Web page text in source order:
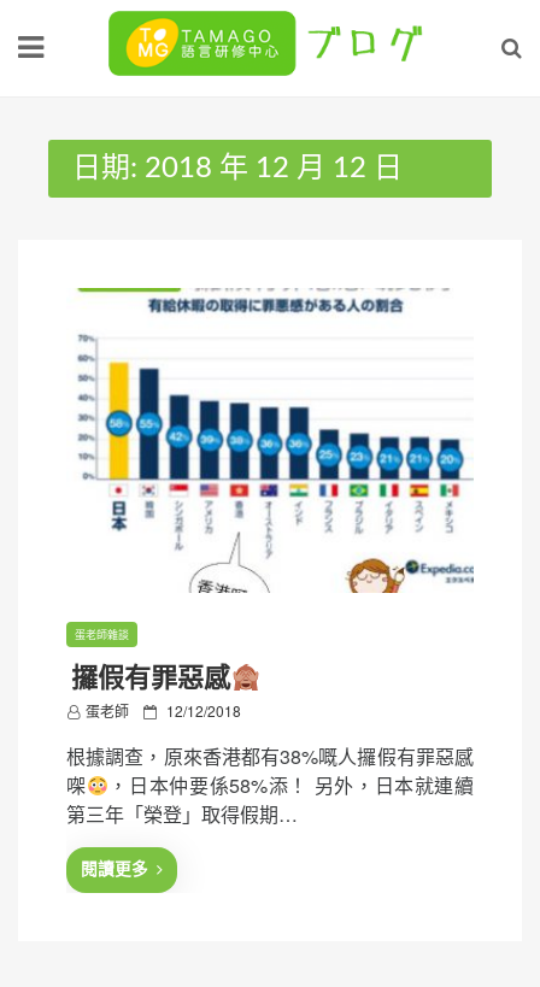
日期: 2018 年 12 月 12 日
蛋老師雜談
攞假有罪惡感
蛋老師
P
t
e
d
12/12/2018
根據調查，原來香港都有38%嘅人攞假有罪惡感
㗎
，日本仲要係58%添！ 另外，日本就連續
第三年「榮登」取得假期…
閱讀更多